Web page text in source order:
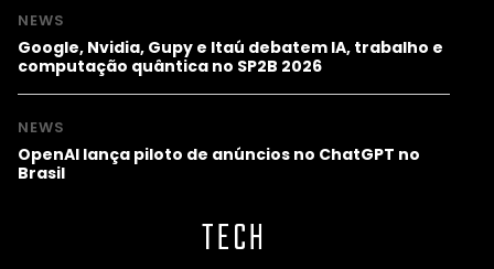
NEWS
Google, Nvidia, Gupy e Itaú debatem IA, trabalho e
computação quântica no SP2B 2026
NEWS
OpenAI lança piloto de anúncios no ChatGPT no
Brasil
TECH